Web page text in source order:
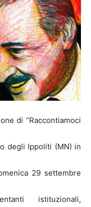
di “Raccontiamoci
degli Ippoliti (MN) in
29 settembre
istituzionali,